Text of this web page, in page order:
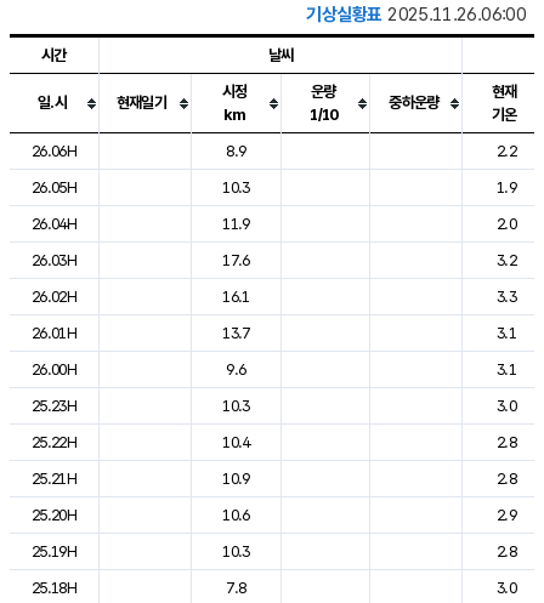
기상실황표 2025.11.26.06:00
도시별 기상실황표로 지점, 날씨, 기온, 강수, 바람, 기압등을 안내한 표입
시간 날씨
일.시 현재일기
시정
km
운량
1/10
중하운량
현재
기온
26.06H
8.9
2.2
26.05H
10.3
1.9
26.04H
11.9
2.0
26.03H
17.6
3.2
26.02H
16.1
3.3
26.01H
13.7
3.1
26.00H
9.6
3.1
25.23H
10.3
3.0
25.22H
10.4
2.8
25.21H
10.9
2.8
25.20H
10.6
2.9
25.19H
10.3
2.8
25.18H
7.8
3.0